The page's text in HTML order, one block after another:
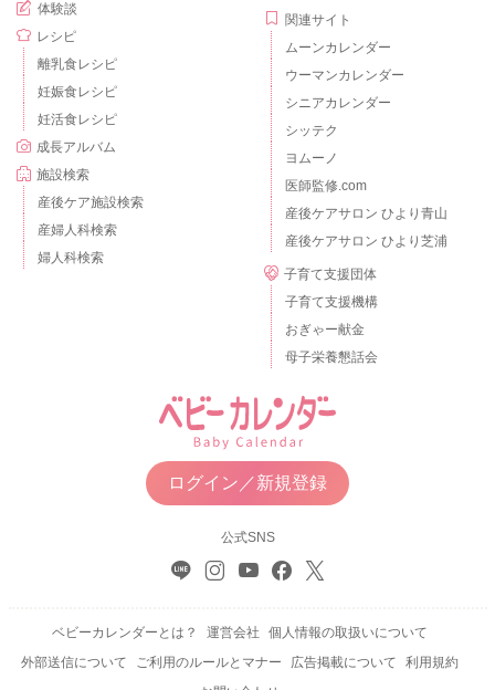
体験談
レシピ
離乳食レシピ
妊娠食レシピ
妊活食レシピ
成長アルバム
施設検索
産後ケア施設検索
産婦人科検索
婦人科検索
関連サイト
ムーンカレンダー
ウーマンカレンダー
シニアカレンダー
シッテク
ヨムーノ
医師監修.com
産後ケアサロン ひより青山
産後ケアサロン ひより芝浦
子育て支援団体
子育て支援機構
おぎゃー献金
母子栄養懇話会
ログイン／新規登録
公式SNS
ベビーカレンダーとは？ 運営会社
個人情報の取扱いについて
外部送信について
ご利用のルールとマナー 広告掲載について
利用規約